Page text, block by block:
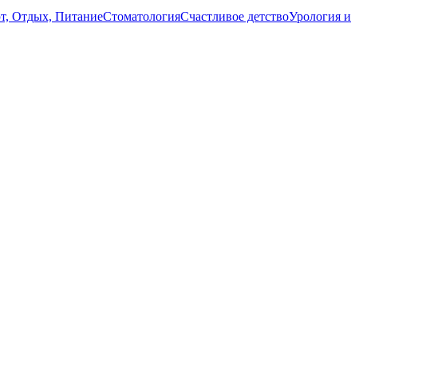
Отдых, ПитаниеСтоматологияСчастливое детствоУрология и